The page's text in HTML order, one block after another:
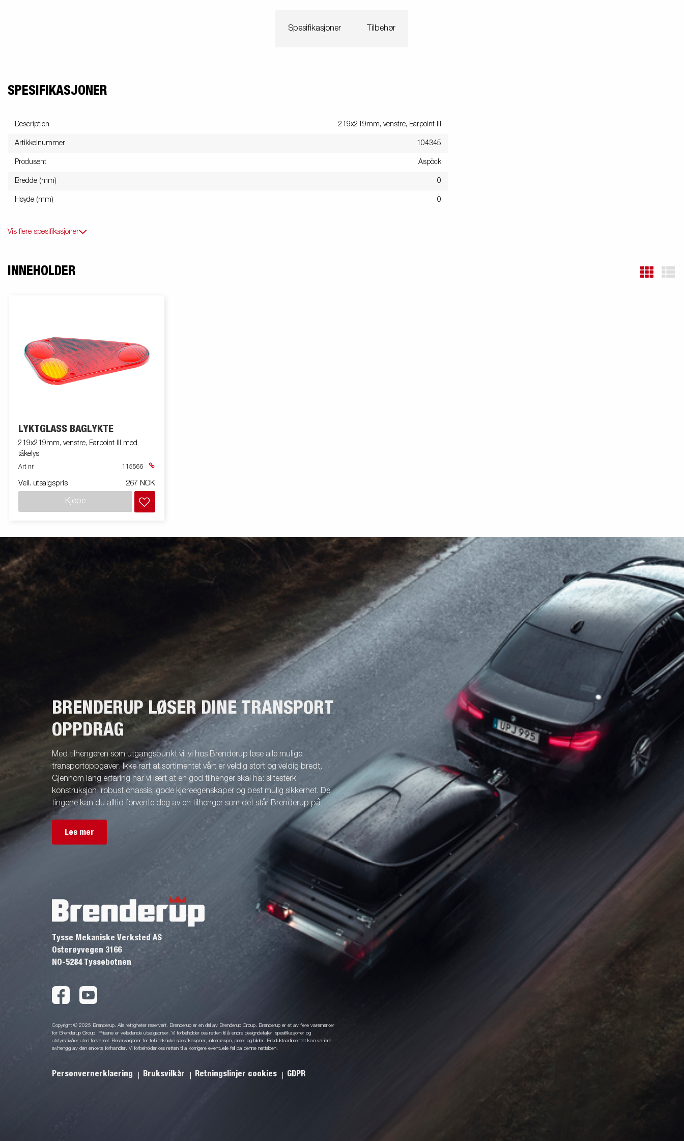
Spesifikasjoner Tilbehør
SPESIFIKASJONER
Description 219x219mm, venstre, Earpoint III
Artikkelnummer 104345
Produsent Aspöck
Bredde (mm) 0
Høyde (mm) 0
Vis flere spesifikasjoner
INNEHOLDER
LYKTGLASS BAGLYKTE
219x219mm, venstre, Earpoint III med
tåkelys
Art nr 115566
Veil. utsalgspris 267 NOK
Kjøpe
BRENDERUP LØSER DINE TRANSPORT
OPPDRAG
Med tilhengeren som utgangspunkt vil vi hos Brenderup løse alle mulige
transportoppgaver. Ikke rart at sortimentet vårt er veldig stort og veldig bredt.
Gjennom lang erfaring har vi lært at en god tilhenger skal ha: slitesterk
konstruksjon, robust chassis, gode kjøreegenskaper og best mulig sikkerhet. De
tingene kan du alltid forvente deg av en tilhenger som det står Brenderup på.
Les mer
Tysse Mekaniske Verksted AS
Osterøyvegen 3166
NO-5284 Tyssebotnen
Copyright © 2025 Brenderup. Alle rettigheter reservert. Brenderup er en del av Brenderup Group. Brenderup er et av flere varemerker
for Brenderup Group. Prisene er veiledende utsalgspriser. Vi forbeholder oss retten til å endre designdetaljer, spesifikasjoner og
utstyrsnivåer uten forvarsel. Reservasjoner for feil i tekniske spesifikasjoner, informasjon, priser og bilder. Produktsortimentet kan variere
avhengig av den enkelte forhandler. Vi forbeholder oss retten til å korrigere eventuelle feil på denne nettsiden.
Personvernerklaering Bruksvilkår Retningslinjer cookies GDPR